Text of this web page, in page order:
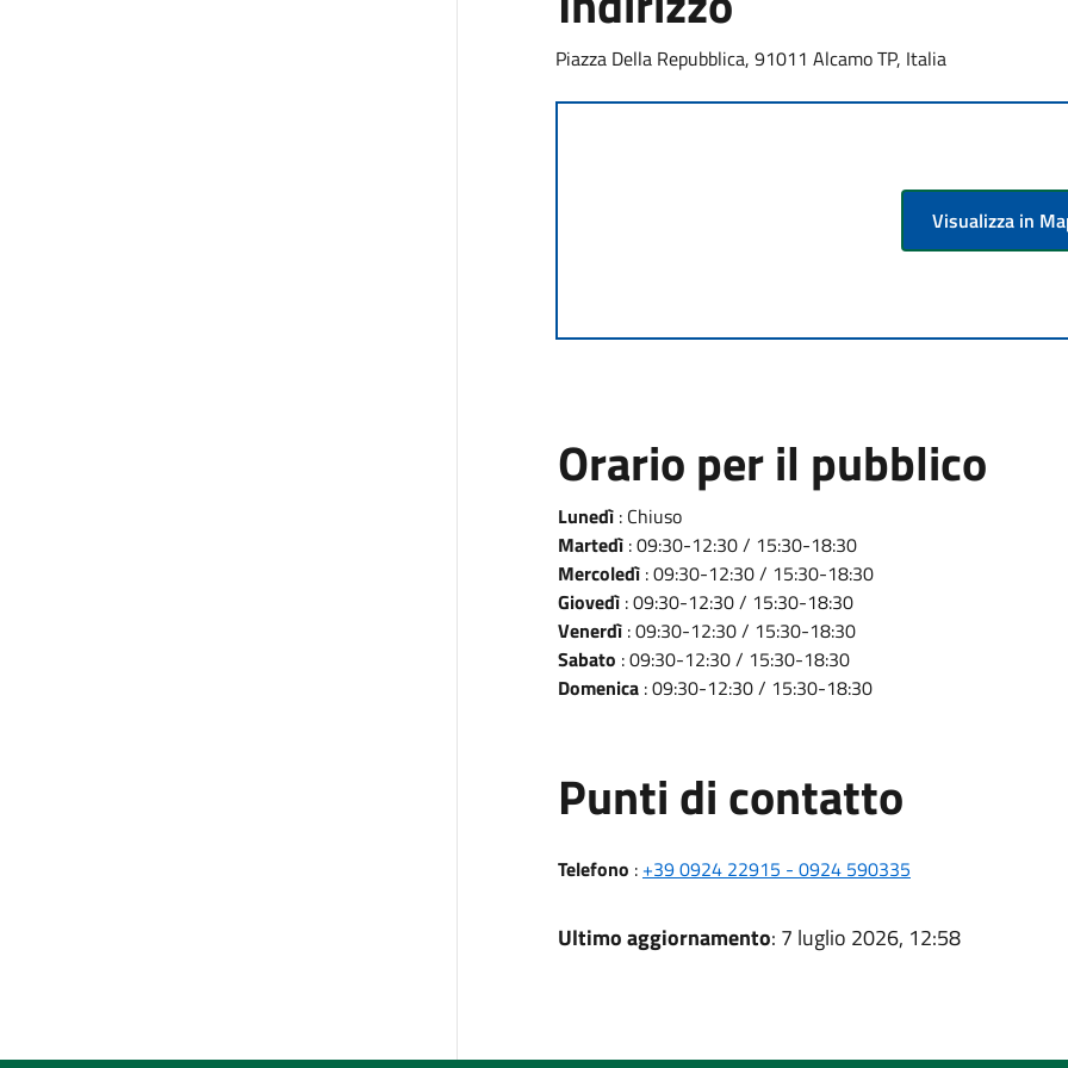
Piazza Della Repubblica, 91011 Alcamo TP, Italia
Visualizza in
Orario per il pubblico
Lunedì: Chiuso
Martedì: 09:30-12:30 / 15:30-18:30
Mercoledì: 09:30-12:30 / 15:30-18:30
Giovedì: 09:30-12:30 / 15:30-18:30
Venerdì: 09:30-12:30 / 15:30-18:30
Sabato : 09:30-12:30 / 15:30-18:30
Domenica: 09:30-12:30 / 15:30-18:30
Punti di contatto
Telefono : +39 0924 22915 - 0924 590335
Ultimo aggiornamento: 7 luglio 2026, 12:58